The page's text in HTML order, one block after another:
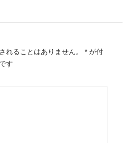
れることはありません。 * が付
す